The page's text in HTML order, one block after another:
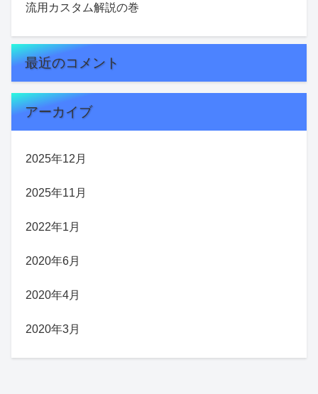
流用カスタム解説の巻
最近のコメント
アーカイブ
2025年12月
2025年11月
2022年1月
2020年6月
2020年4月
2020年3月